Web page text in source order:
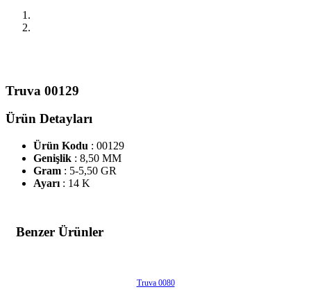
Truva 00129
Ürün Detayları
Ürün Kodu : 00129
Genişlik : 8,50 MM
Gram : 5-5,50 GR
Ayarı : 14 K
Benzer Ürünler
Truva 0080